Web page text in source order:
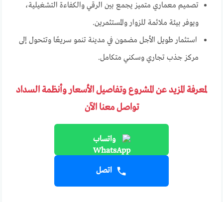
تصميم معماري متميز يجمع بين الرقي والكفاءة التشغيلية،
ويوفر بيئة ملائمة للزوار والمستثمرين.
استثمار طويل الأجل مضمون في مدينة تنمو سريعًا وتتحول إلى
مركز جذب تجاري وسكني متكامل.
لمعرفة المزيد عن المشروع وتفاصيل الأسعار وأنظمة السداد
تواصل معنا الآن
واتساب
اتصل